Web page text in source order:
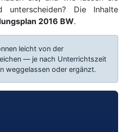
unterscheiden? Die Inhalte
2016 BW.
leicht von der
— je nach Unterrichtszeit
weggelassen oder ergänzt.